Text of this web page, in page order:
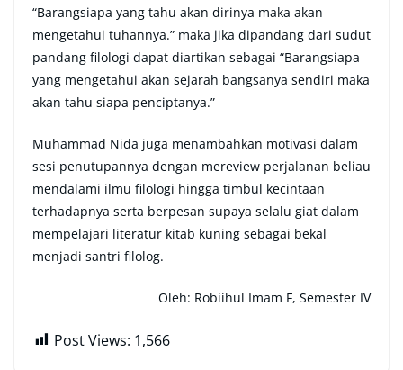
“Barangsiapa yang tahu akan dirinya maka akan
mengetahui tuhannya.” maka jika dipandang dari sudut
pandang filologi dapat diartikan sebagai “Barangsiapa
yang mengetahui akan sejarah bangsanya sendiri maka
akan tahu siapa penciptanya.”
Muhammad Nida juga menambahkan motivasi dalam
sesi penutupannya dengan mereview perjalanan beliau
mendalami ilmu filologi hingga timbul kecintaan
terhadapnya serta berpesan supaya selalu giat dalam
mempelajari literatur kitab kuning sebagai bekal
menjadi santri filolog.
Oleh: Robiihul Imam F, Semester IV
Post Views: 1,566